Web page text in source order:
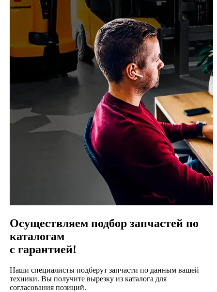
Осуществляем подбор запчастей по
каталогам
с гарантией!
Наши специалисты подберут запчасти по данным вашей
техники. Вы получите вырезку из каталога для
согласования позиций.